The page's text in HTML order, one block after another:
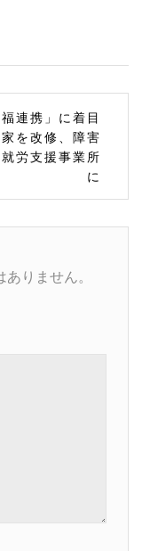
福連携」に着目
を改修、障害
労支援事業所
に
りません。